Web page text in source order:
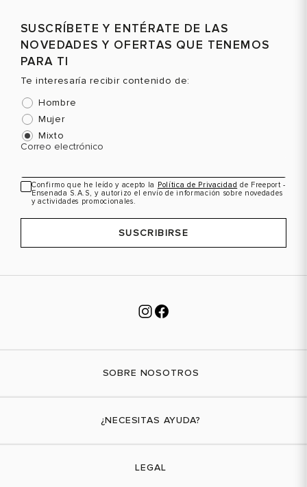
SUSCRÍBETE Y ENTÉRATE DE LAS
NOVEDADES Y OFERTAS QUE TENEMOS
PARA TI
Te interesaría recibir contenido de:
Hombre
Mujer
Mixto
Correo electrónico
Confirmo que he leído y acepto la Política de Privacidad de Freeport -
Ensenada S.A.S, y autorizo el envío de información sobre novedades
y actividades promocionales.
SUSCRIBIRSE
SOBRE NOSOTROS
¿NECESITAS AYUDA?
LEGAL